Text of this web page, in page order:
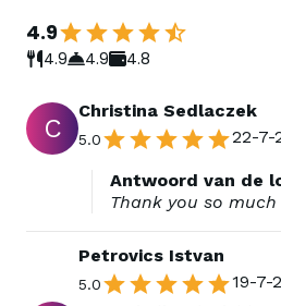
4.9
4.9 4.9 4.8
C
Christina Sedlaczek
5.0 22-7-
Antwoord van de
Thank you so
Petrovics Istvan
5.0
19-7-